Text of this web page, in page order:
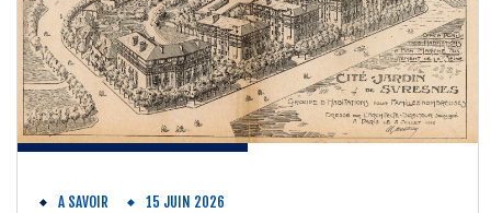
A SAVOIR 15 JUIN 2026